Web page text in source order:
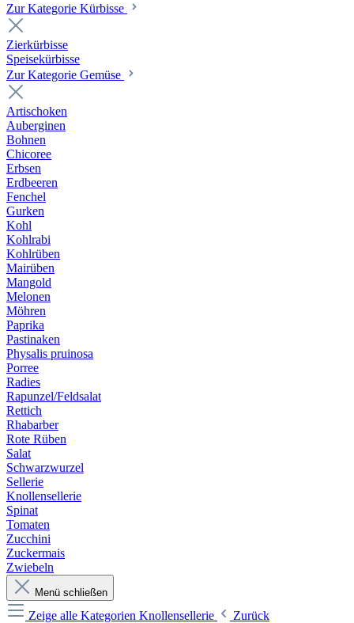
Zur Kategorie Kürbisse
Zierkürbisse
Speisekürbisse
Zur Kategorie Gemüse
Artischoken
Auberginen
Bohnen
Chicoree
Erbsen
Erdbeeren
Fenchel
Gurken
Kohl
Kohlrabi
Kohlrüben
Mairüben
Mangold
Melonen
Möhren
Paprika
Pastinaken
Physalis pruinosa
Porree
Radies
Rapunzel/Feldsalat
Rettich
Rhabarber
Rote Rüben
Salat
Schwarzwurzel
Sellerie
Knollensellerie
Spinat
Tomaten
Zucchini
Zuckermais
Zwiebeln
Menü schließen
Zeige alle Kategorien Knollensellerie Zurück